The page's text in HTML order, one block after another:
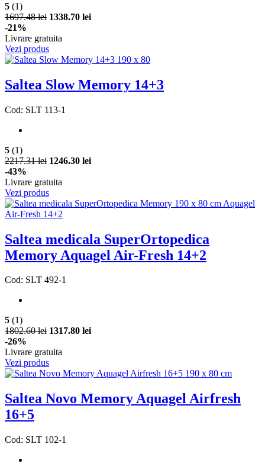
5 (1)
1697.48 lei 1338.70 lei
-21%
Livrare gratuita
Vezi produs
Saltea Slow Memory 14+3
Cod: SLT 113-1
5 (1)
2217.31 lei 1246.30 lei
-43%
Livrare gratuita
Vezi produs
Saltea medicala SuperOrtopedica
Memory Aquagel Air-Fresh 14+2
Cod: SLT 492-1
5 (1)
1802.60 lei 1317.80 lei
-26%
Livrare gratuita
Vezi produs
Saltea Novo Memory Aquagel Airfresh
16+5
Cod: SLT 102-1